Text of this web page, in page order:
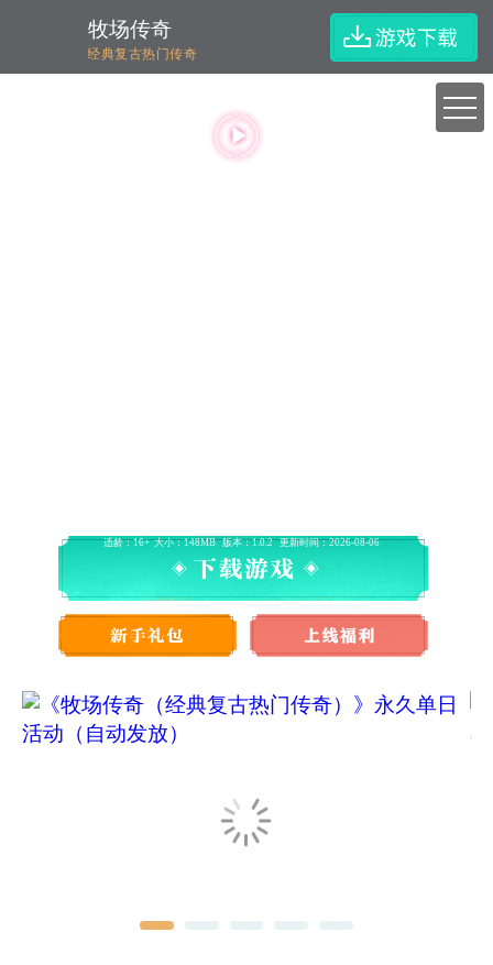
牧场传奇
经典复古热门传奇
适龄：16+ 大小：148MB 版本：1.0.2 更新时间：2026-08-06